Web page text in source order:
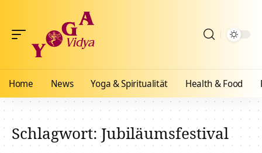
Home News Yoga & Spiritualität Health & Food
Schlagwort:Jubiläumsfestival